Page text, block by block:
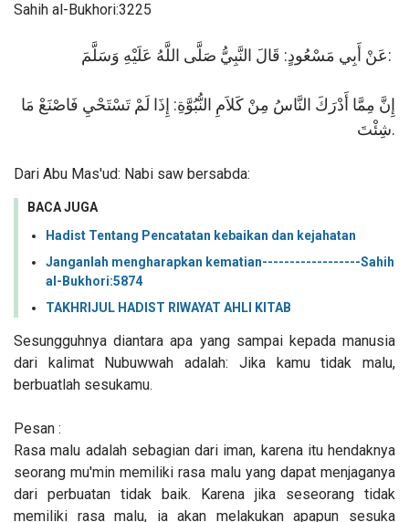
Sahih al-Bukhori:3225
عَنْ أَبِي مَسْعُودٍ: قَالَ النَّبِيُّ صَلَّى اللَّهُ عَلَيْهِ وَسَلَّمَ:
إِنَّ مِمَّا أَدْرَكَ النَّاسُ مِنْ كَلاَمِ النُّبُوَّةِ: إِذَا لَمْ تَسْتَحْيِ فَاصْنَعْ مَا
شِئْتَ.
Dari Abu Mas'ud: Nabi saw bersabda:
BACA JUGA
Hadist Tentang Pencatatan kebaikan dan kejahatan
Janganlah mengharapkan kematian------------------Sahih
al-Bukhori:5874
TAKHRIJUL HADIST RIWAYAT AHLI KITAB
Sesungguhnya diantara apa yang sampai kepada manusia
dari kalimat Nubuwwah adalah: Jika kamu tidak malu,
berbuatlah sesukamu.
Pesan :
Rasa malu adalah sebagian dari iman, karena itu hendaknya
seorang mu'min memiliki rasa malu yang dapat menjaganya
dari perbuatan tidak baik. Karena jika seseorang tidak
memiliki rasa malu, ia akan melakukan apapun sesuka